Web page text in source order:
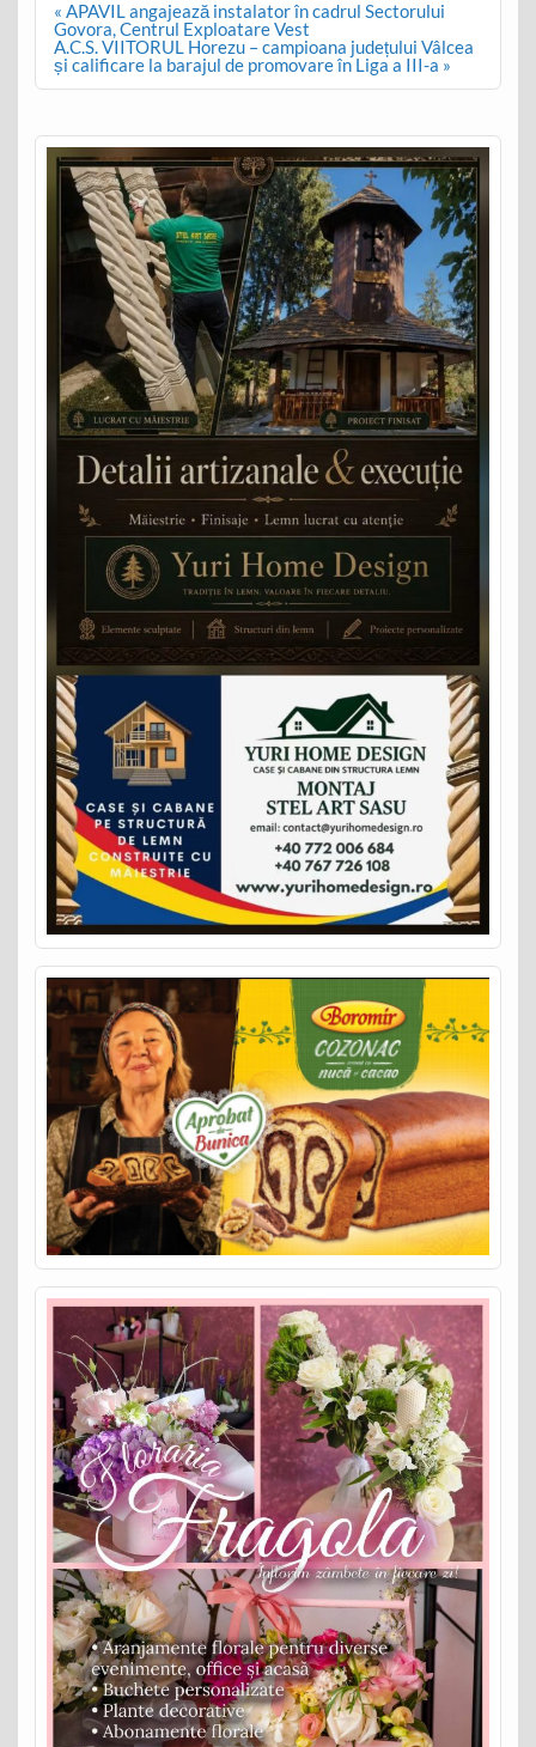
Post
navigation
« APAVIL angajează instalator în cadrul Sectorului
Govora, Centrul Exploatare Vest
A.C.S. VIITORUL Horezu – campioana județului Vâlcea
și calificare la barajul de promovare în Liga a III-a »